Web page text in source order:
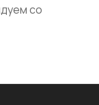
со